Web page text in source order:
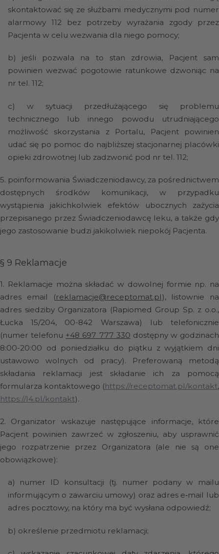
skontaktować się ze służbami medycznymi pod numer
alarmowy 112 bez potrzeby wyrażania zgody przez
Pacjenta w celu wezwania dla niego pomocy;
b)
jeśli pozwala na to stan zdrowia, Pacjent sam
powinien wezwać pogotowie ratunkowe dzwoniąc na
nr tel. 112;
c)
w sytuacji przedłużającego się problemu
technicznego lub innego powodu utrudniającego
możliwość skorzystania z Portalu, Pacjent powinien
udać się po pomoc do najbliższej stacjonarnej placówki
opieki zdrowotnej lub zadzwonić pod nr tel. 112;
5. poinformowania Świadczeniodawcy, za pośrednictwem
dostępnych środków komunikacji, w przypadku
wystąpienia jakichkolwiek efektów ubocznych zażycia
przepisanego przez Świadczeniodawcę leku, a także gdy
jego zastosowanie budzi jakikolwiek niepokój Pacjenta.
§ 9 Reklamacje
1. Reklamacje można składać w dowolnej formie np. na
adres email (reklamacje@receptomat.pl), listownie na
adres siedziby Organizatora (Rapiomed Group Sp. z o.o.,
Łucka 15/204, 00-842 Warszawa) lub telefonicznie
(numer telefonu +48 697 777 330 dostępny w godzinach
8:00-20:00 od poniedziałku do piątku z wyjątkiem dni
ustawowo wolnych od pracy). Preferowaną metodą
składania reklamacji jest składanie ich za pomocą
formularza kontaktowego (https://receptomat.pl/kontakt,
https://l4.pl/kontakt).
2.
Organizator wskazuje następujące informacje, które
Pacjent powinien zawrzeć w zgłoszeniu, aby usprawnić
jego rozpatrzenie przez Organizatora (ale nie są one
obowiązkowe):
a)
numer ID konsultacji (tj. numer podany w mailu
informującym o zawarciu umowy) oraz adres e‑mail lub
adres pocztowy, na który ma być wysłana odpowiedź;
b) określenie przedmiotu reklamacji;